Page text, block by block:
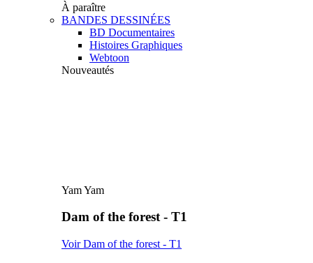
À paraître
BANDES DESSINÉES
BD Documentaires
Histoires Graphiques
Webtoon
Nouveautés
Yam Yam
Dam of the forest - T1
Voir Dam of the forest - T1